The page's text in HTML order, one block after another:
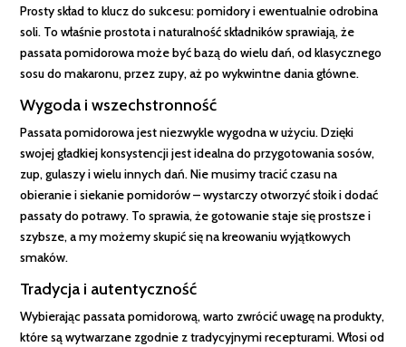
Prosty skład to klucz do sukcesu: pomidory i ewentualnie odrobina
soli. To właśnie prostota i naturalność składników sprawiają, że
passata pomidorowa może być bazą do wielu dań, od klasycznego
sosu do makaronu, przez zupy, aż po wykwintne dania główne.
Wygoda i wszechstronność
Passata pomidorowa jest niezwykle wygodna w użyciu. Dzięki
swojej gładkiej konsystencji jest idealna do przygotowania sosów,
zup, gulaszy i wielu innych dań. Nie musimy tracić czasu na
obieranie i siekanie pomidorów – wystarczy otworzyć słoik i dodać
passaty do potrawy. To sprawia, że gotowanie staje się prostsze i
szybsze, a my możemy skupić się na kreowaniu wyjątkowych
smaków.
Tradycja i autentyczność
Wybierając passata pomidorową, warto zwrócić uwagę na produkty,
które są wytwarzane zgodnie z tradycyjnymi recepturami. Włosi od